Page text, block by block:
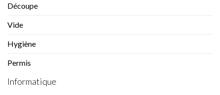
Découpe
Vide
Hygiène
Permis
Informatique